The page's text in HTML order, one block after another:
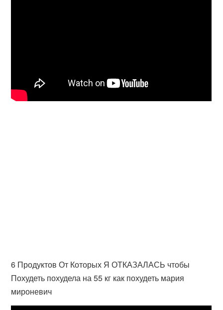
6 Продуктов От Которых Я ОТКАЗАЛАСЬ чтобы
Похудеть похудела на 55 кг как похудеть мария
мироневич